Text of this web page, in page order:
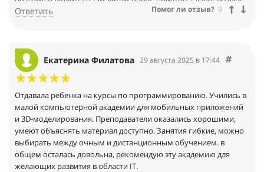
— наличие крупных проектов, где дети демонстрируют
Однозначно рекомендуем лагерь TOP всем, кто ищет
интересное и полезное лето для своего ребёнка.
Ответить Помог ли отзыв? 0
Екатерина Филатова 29 августа 2025 в 17:44
Отдавала ребенка на курсы по программированию. Учились в
малой компьютерной академии для мобильных приложений
и 3D-моделирования. Преподаватели оказались хорошими,
умеют объяснять материал доступно. Занятия гибкие, можно
выбирать между очным и дистанционным обучением. в
общем осталась довольна, рекомендую эту академию для
желающих развития в области IT.